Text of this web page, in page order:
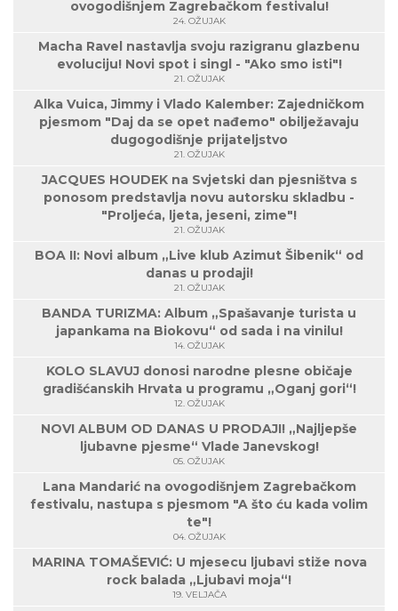
ovogodišnjem Zagrebačkom festivalu!
24. OŽUJAK
Macha Ravel nastavlja svoju razigranu glazbenu
evoluciju! Novi spot i singl - "Ako smo isti"!
21. OŽUJAK
Alka Vuica, Jimmy i Vlado Kalember: Zajedničkom
pjesmom "Daj da se opet nađemo" obilježavaju
dugogodišnje prijateljstvo
21. OŽUJAK
JACQUES HOUDEK na Svjetski dan pjesništva s
ponosom predstavlja novu autorsku skladbu -
"Proljeća, ljeta, jeseni, zime"!
21. OŽUJAK
BOA II: Novi album „Live klub Azimut Šibenik“ od
danas u prodaji!
21. OŽUJAK
BANDA TURIZMA: Album „Spašavanje turista u
japankama na Biokovu“ od sada i na vinilu!
14. OŽUJAK
KOLO SLAVUJ donosi narodne plesne običaje
gradišćanskih Hrvata u programu „Oganj gori“!
12. OŽUJAK
NOVI ALBUM OD DANAS U PRODAJI! „Najljepše
ljubavne pjesme“ Vlade Janevskog!
05. OŽUJAK
Lana Mandarić na ovogodišnjem Zagrebačkom
festivalu, nastupa s pjesmom "A što ću kada volim
te"!
04. OŽUJAK
MARINA TOMAŠEVIĆ: U mjesecu ljubavi stiže nova
rock balada „Ljubavi moja“!
19. VELJAČA